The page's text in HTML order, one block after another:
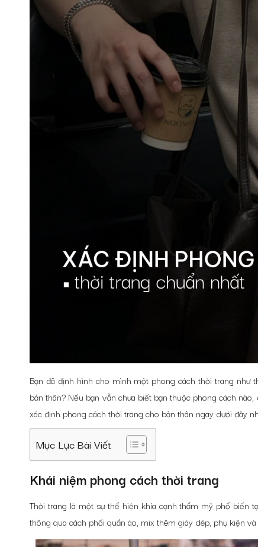
Bạn đã định hình cho mình một phong cách thời trang
bản thân? Nếu bạn vẫn chưa biết bạn thuộc phong cách
xác định phong cách thời trang cho bản thân ngay dưới đây
Mục Lục Bài Viết
Khái niệm phong cách thời trang
Thời trang là một sự thể hiện khía cạnh thẩm mỹ phổ biến
thông qua cách phối quần áo, mix thêm giày dép, phụ kiện